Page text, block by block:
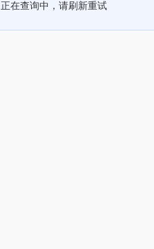
正在查询中，请刷新重试